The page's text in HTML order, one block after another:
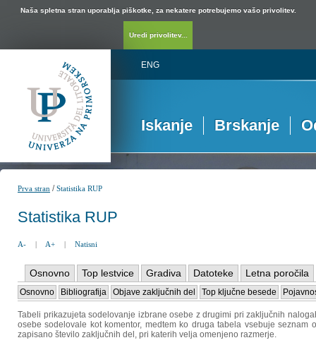
Naša spletna stran uporablja piškotke, za nekatere potrebujemo vašo privolitev.
Uredi privolitev...
ENG
Iskanje Brskanje
Prva stran /Statistika RUP
Statistika RUP
A- | A+ | Natisni
Osnovno Top lestvice Gradiva Datoteke Letna poročila
Osnovno Bibliografija Objave zaključnih del Top ključne besede
Tabeli prikazujeta sodelovanje izbrane osebe z drugimi pri zaključnih
osebe sodelovale kot komentor, medtem ko druga tabela vsebuje
zapisano število zaključnih del, pri katerih velja omenjeno razmerje.